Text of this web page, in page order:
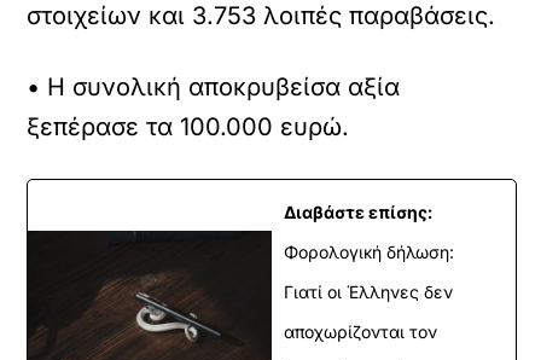
στοιχείων και 3.753 λοιπές παραβάσεις.
• Η συνολική αποκρυβείσα αξία
ξεπέρασε τα 100.000 ευρώ.
Διαβάστε επίσης:
Φορολογική δήλωση:
Γιατί οι Έλληνες δεν
αποχωρίζονται τον